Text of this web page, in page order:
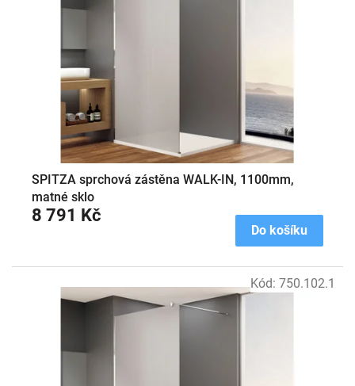
SPITZA sprchová zástěna WALK-IN, 1100mm,
matné sklo
8 791 Kč
Do košíku
Kód: 750.102.1